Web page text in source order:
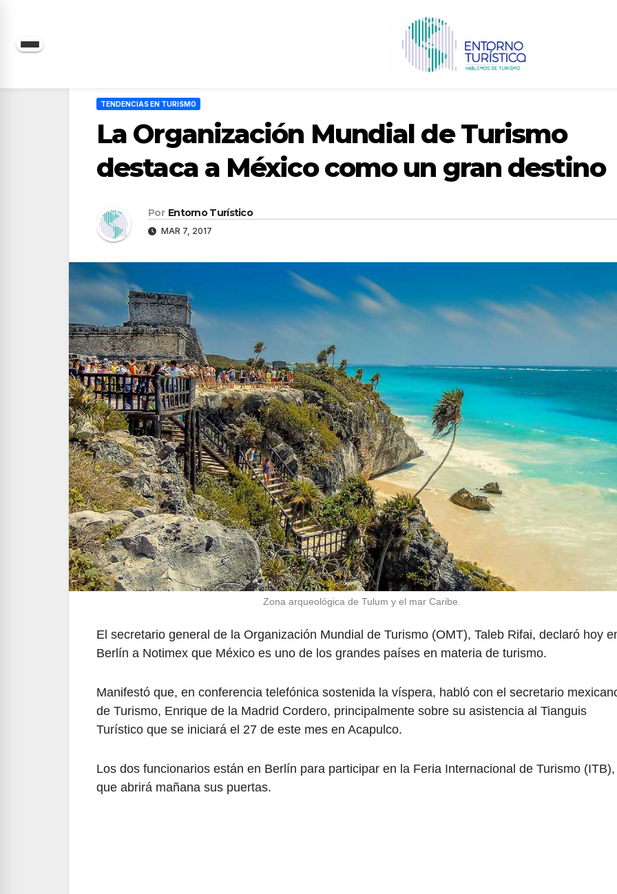
Saltar
TENDENCIAS EN TURISMO
La Organización Mundial de Turismo
destaca a México como un gran destino
Por Entorno Turístico
MAR 7, 2017
Zona arqueológica de Tulum y el mar Caribe.
El secretario general de la Organización Mundial de Turismo (OMT), Taleb Rifai, declaró hoy
Berlín a Notimex que México es uno de los grandes países en materia de turismo.
Manifestó que, en conferencia telefónica sostenida la víspera, habló con el secretario
de Turismo, Enrique de la Madrid Cordero, principalmente sobre su asistencia al Tianguis
Turístico que se iniciará el 27 de este mes en Acapulco.
Los dos funcionarios están en Berlín para participar en la Feria Internacional de Turismo (ITB),
que abrirá mañana sus puertas.